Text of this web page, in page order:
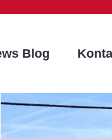
Blog